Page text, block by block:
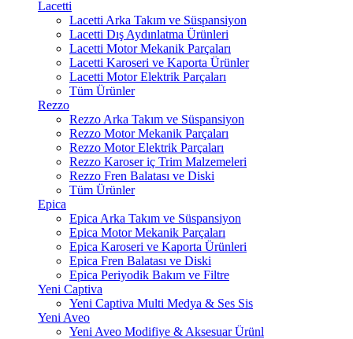
Lacetti
Lacetti Arka Takım ve Süspansiyon
Lacetti Dış Aydınlatma Ürünleri
Lacetti Motor Mekanik Parçaları
Lacetti Karoseri ve Kaporta Ürünler
Lacetti Motor Elektrik Parçaları
Tüm Ürünler
Rezzo
Rezzo Arka Takım ve Süspansiyon
Rezzo Motor Mekanik Parçaları
Rezzo Motor Elektrik Parçaları
Rezzo Karoser iç Trim Malzemeleri
Rezzo Fren Balatası ve Diski
Tüm Ürünler
Epica
Epica Arka Takım ve Süspansiyon
Epica Motor Mekanik Parçaları
Epica Karoseri ve Kaporta Ürünleri
Epica Fren Balatası ve Diski
Epica Periyodik Bakım ve Filtre
Yeni Captiva
Yeni Captiva Multi Medya & Ses Sis
Yeni Aveo
Yeni Aveo Modifiye & Aksesuar Ürünl